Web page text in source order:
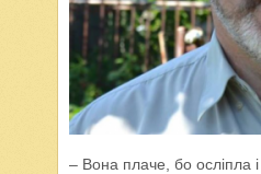
– Вона плаче, бо осліпла